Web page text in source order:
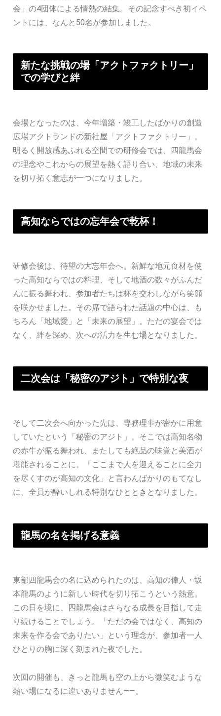
会」の4団体による情熱の結集。その記念すべき初イベ
ントには、なんと50名が参加しました。
新たな挑戦の場「アクトファクトリー」
での学びと絆
会場となったのは、今年増築・竣工したばかりの創造
広場アクトランドの新社屋「アクトファクトリー」。
明るく開放感あふれる空間での研修会では、四龍馬会
の理念やこれからの展望を熱く語り合い、地域の未来
を切り拓く意志が一つになりました。
高知ならではの忘年会で乾杯！
研修会後は、待望の大忘年会へ。新鮮な地元食材を使
った高知ならではの料理、そして地酒の数々がふんだ
んに振る舞われ、参加者たちは杯を交わしながら笑顔
を咲かせました。その席で語られた話題の中心は、も
ちろん「地域愛」と「未来の展望」。ただの宴会では
なく、絆を深め、次への活力を生む場となりました。
二次会は「秘密のアジト」で特別な夜
そして二次会へ向かった先は、専務理事が密かに用意
していたという「秘密のアジト」。そこでは高知名物
の赤牛が振る舞われ、またしても絶品の味覚と美酒が
堪能されることに。「ここまで人を迎えることに全力
を尽くすのが高知の文化」と言わんばかりのもてなし
に、全員が酔いしれる特別なひとときとなりました。
龍馬の名を掲げる意義
東部四龍馬会の名に込められたのは、高知の偉人・坂
本龍馬のように新しい時代を切り拓こうという熱意。
この日を境に、四龍馬会はさらなる成長を目指して走
り続けることでしょう。「ただの会ではなく、高知の
未来を作る会でありたい」という理念が、参加者一人
ひとりの胸に深く刻まれた夜でした。
次回の開催も、きっと龍馬も空の上から微笑むような
熱い場になるに違いありません――。